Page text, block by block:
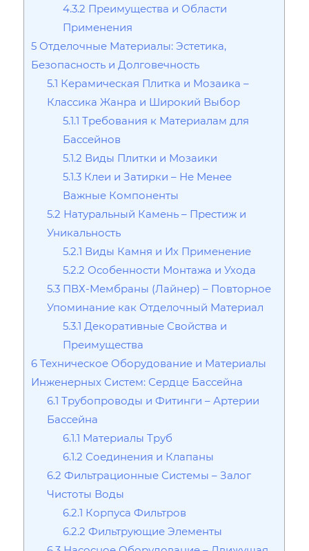
4.3.2 Преимущества и Области
Применения
5 Отделочные Материалы: Эстетика‚
Безопасность и Долговечность
5.1 Керамическая Плитка и Мозаика –
Классика Жанра и Широкий Выбор
5.1.1 Требования к Материалам для
Бассейнов
5.1.2 Виды Плитки и Мозаики
5.1.3 Клеи и Затирки – Не Менее
Важные Компоненты
5.2 Натуральный Камень – Престиж и
Уникальность
5.2.1 Виды Камня и Их Применение
5.2.2 Особенности Монтажа и Ухода
5.3 ПВХ-Мембраны (Лайнер) – Повторное
Упоминание как Отделочный Материал
5.3.1 Декоративные Свойства и
Преимущества
6 Техническое Оборудование и Материалы
Инженерных Систем: Сердце Бассейна
6.1 Трубопроводы и Фитинги – Артерии
Бассейна
6.1.1 Материалы Труб
6.1.2 Соединения и Клапаны
6.2 Фильтрационные Системы – Залог
Чистоты Воды
6.2.1 Корпуса Фильтров
6.2.2 Фильтрующие Элементы